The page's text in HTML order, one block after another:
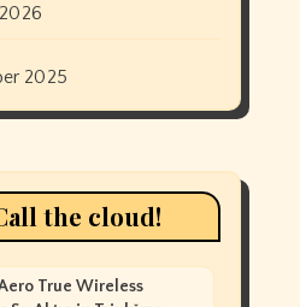
2025
the cloud!
True Wireless